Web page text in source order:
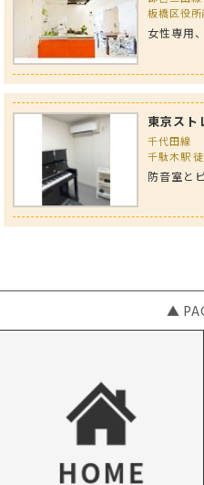
板橋区役
女性専用
東京スト
千代田線
千駄木駅
防音室と
▲